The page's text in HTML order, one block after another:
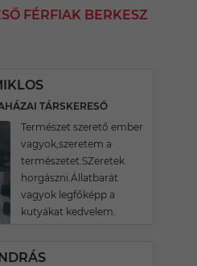
FÉRFIAK BERKESZ
TÁRSKERESŐ
Természet szerető ember
vagyok,szeretem a
természetet.SZeretek
horgászni.Állatbarát
vagyok legfőképp a
kutyákat kedvelem.